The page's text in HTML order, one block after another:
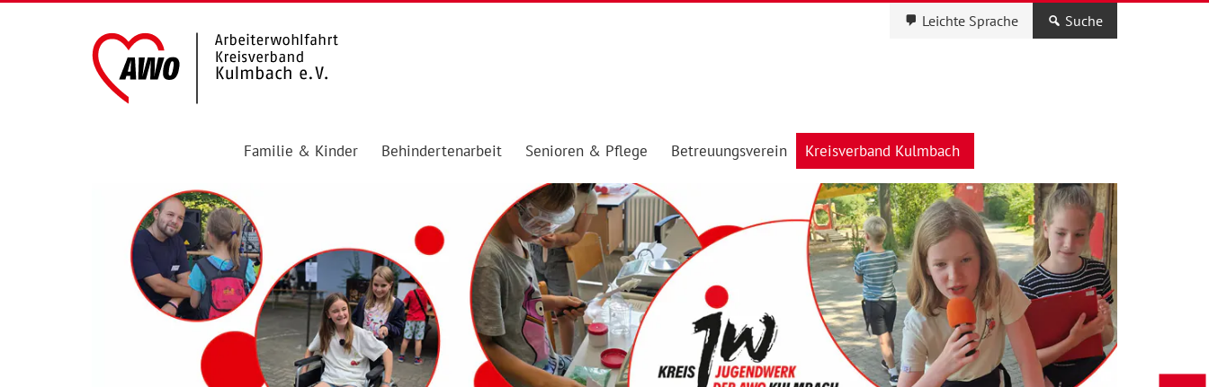
Leichte Sprache Suche
Familie & Kinder Behindertenarbeit Senioren & Pflege Betreuungsverein Kreisverband Kulmbach